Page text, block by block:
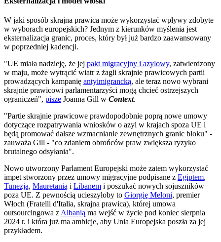
W jaki sposób skrajna prawica może wykorzystać wpływy zdobyte
w wyborach europejskich? Jednym z kierunków myślenia jest
eksternalizacja granic, proces, który był już bardzo zaawansowany
w poprzedniej kadencji.
"UE miała nadzieję, że jej pakt migracyjny i azylowy, zatwierdzony
w maju, może wytrącić wiatr z żagli skrajnie prawicowych partii
prowadzących kampanię antyimigrancką, ale teraz nowo wybrani
skrajnie prawicowi parlamentarzyści mogą chcieć ostrzejszych
ograniczeń", pisze Joanna Gill w Context.
"Partie skrajnie prawicowe prawdopodobnie poprą nowe umowy
dotyczące rozpatrywania wniosków o azyl w krajach spoza UE i
będą promować dalsze wzmacnianie zewnętrznych granic bloku" -
zauważa Gill - "co zdaniem obrońców praw zwiększa ryzyko
brutalnego odsyłania".
Nowo utworzony Parlament Europejski może zatem wykorzystać
impet stworzony przez umowy migracyjne podpisane z Egiptem,
Tunezją, Mauretanią i Libanem i poszukać nowych sojuszników
poza UE. Z pewnością ucieszyłoby to Giorgię Meloni, premier
Włoch (Fratelli d'Italia, skrajna prawica), której umowa
outsourcingowa z Albanią ma wejść w życie pod koniec sierpnia
2024 r. i która już ma ambicje, aby Unia Europejska poszła za jej
przykładem.